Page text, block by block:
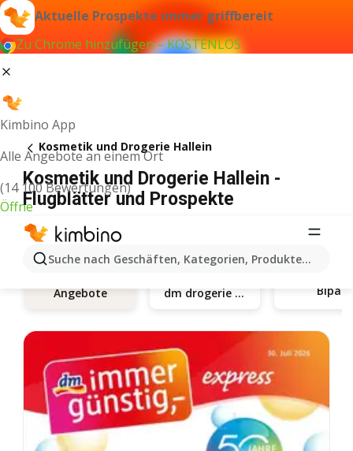
Aktuelle Prospekte immer griffbereit
Zu Chrome hinzufügen – KOSTENLOS
Kimbino App
Alle Angebote an einem Ort
(14 100 Bewertungen)
Öffne
Suche nach Geschäften, Kategorien, Produkten...
Kosmetik und Drogerie Hallein
Kosmetik und Drogerie Hallein -
Flugblätter und Prospekte
Angebote dm drogerie markt Bipa